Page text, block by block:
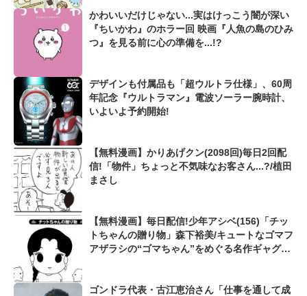
かわいいだけじゃない...実はけっこう闇が深い
『ちいかわ』のホラー回 映画『人魚の島のひみ
つ』を見る前に心の準備を...!?
デザインも付属品も「超ウルトラ仕様」、60周
年記念『ウルトラマン』電波ソーラー腕時計、
いよいよ予約開始!
【無料漫画】かりあげクン(2098回)毎日2回配
信!「物件」ちょっと不気味なお客さん...?/植田
まさし
【無料漫画】毎日配信!少年アシベ(156)「チッ
トちゃんの贈り物」森下裕美/キュートなゴマフ
アザラシの“ゴマちゃん”をめぐる名作ギャグ4
ゴンドラ代表・古江恵治さん「仕事を通して成